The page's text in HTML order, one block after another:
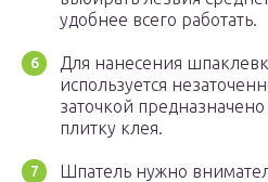
удобнее всего работать.
Для нанесения
используется
заточкой
плитку клея.
Шпатель нужно